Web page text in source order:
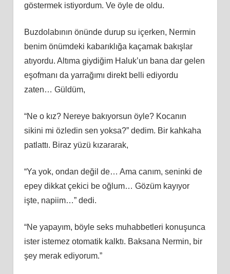
göstermek istiyordum. Ve öyle de oldu.
Buzdolabının önünde durup su içerken, Nermin
benim önümdeki kabarıklığa kaçamak bakışlar
atıyordu. Altıma giydiğim Haluk’un bana dar gelen
eşofmanı da yarrağımı direkt belli ediyordu
zaten… Güldüm,
“Ne o kız? Nereye bakıyorsun öyle? Kocanın
sikini mi özledin sen yoksa?” dedim. Bir kahkaha
patlattı. Biraz yüzü kızararak,
“Ya yok, ondan değil de… Ama canım, seninki de
epey dikkat çekici be oğlum… Gözüm kayıyor
işte, napiim…” dedi.
“Ne yapayım, böyle seks muhabbetleri konuşunca
ister istemez otomatik kalktı. Baksana Nermin, bir
şey merak ediyorum.”